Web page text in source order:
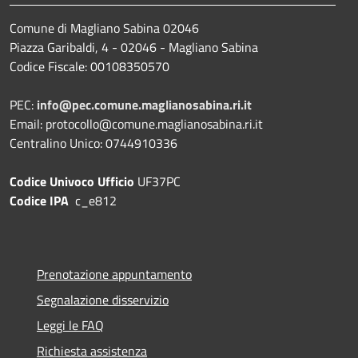
Comune di Magliano Sabina 02046
Piazza Garibaldi, 4 - 02046 - Magliano Sabina
Codice Fiscale: 00108350570
PEC: info@pec.comune.maglianosabina.ri.it
Email: protocollo@comune.maglianosabina.ri.it
Centralino Unico: 0744910336
Codice Univoco Ufficio UF37PC
Codice IPA c_e812
Prenotazione appuntamento
Segnalazione disservizio
Leggi le FAQ
Richiesta assistenza